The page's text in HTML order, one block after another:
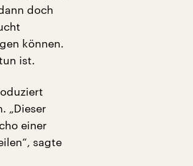
doch
können.
ist.
„Dieser
einer
sagte